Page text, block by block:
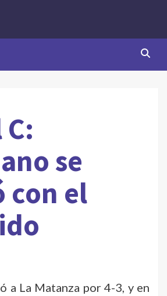
se
con el
a La Matanza por 4-3, y en